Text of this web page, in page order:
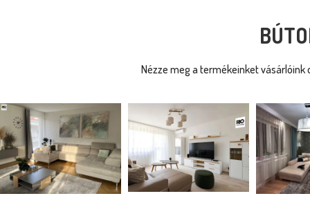
Nézze meg a termékeinket